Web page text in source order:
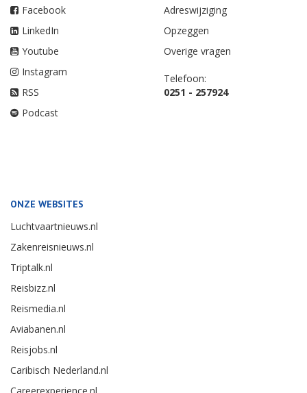
Facebook
LinkedIn
Youtube
Instagram
RSS
Podcast
Adreswijziging
Opzeggen
Overige vragen
Telefoon:
0251 - 257924
ONZE WEBSITES
Luchtvaartnieuws.nl
Zakenreisnieuws.nl
Triptalk.nl
Reisbizz.nl
Reismedia.nl
Aviabanen.nl
Reisjobs.nl
Caribisch Nederland.nl